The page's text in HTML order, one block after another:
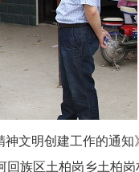
文明创建工作的通
族区土柏岗乡土柏